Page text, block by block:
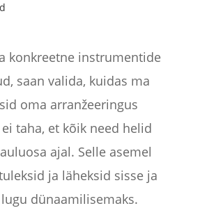
konkreetne instrumentide
saan valida, kuidas ma
oma arranžeeringus
taha, et kõik need helid
ajal. Selle asemel
ja läheksid sisse ja
dünaamilisemaks.